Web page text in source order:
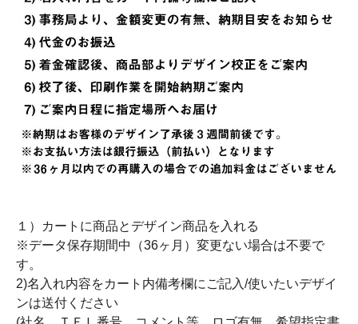
１）カートに商品とデザイン商品を入れる
※データ保存期間中（36ヶ月）変更ない場合は不要で
す。
2)名入れ内容をカート内備考欄にご記入/使いたいデザイ
ンは送付ください